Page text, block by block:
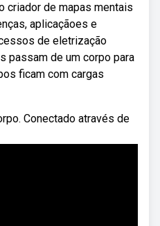
criador de mapas mentais
aplicaçãoes e
de eletrização
passam de um corpo para
ficam com cargas
Conectado através de